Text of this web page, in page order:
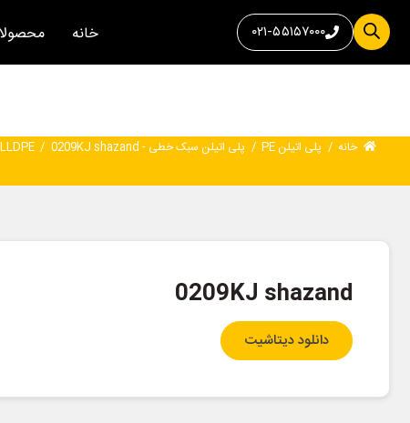
۰۲۱-۵۵۱۵۷۰۰۰ خانه
خانه / پلی اتیلن PE / پلی اتیلن سبک خطی - LLDPE / 0209KJ shazand
0209KJ shazand
دانلود دیتاشیت